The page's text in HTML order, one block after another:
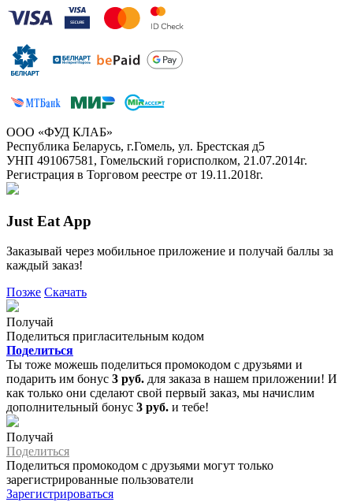
ООО «ФУД КЛАБ»
Республика Беларусь, г.Гомель, ул. Брестская д5
УНП 491067581, Гомельский горисполком, 21.07.2014г.
Регистрация в Торговом реестре от 19.11.2018г.
Just Eat App
Заказывай через мобильное приложение и получай баллы за
каждый заказ!
Позже Скачать
Получай
Поделиться пригласительным кодом
Поделиться
Ты тоже можешь поделиться промокодом с друзьями и
подарить им бонус 3 руб. для заказа в нашем приложении! И
как только они сделают свой первый заказ, мы начислим
дополнительный бонус 3 руб. и тебе!
Получай
Поделиться
Поделиться промокодом с друзьями могут только
зарегистрированные пользователи
Зарегистрироваться